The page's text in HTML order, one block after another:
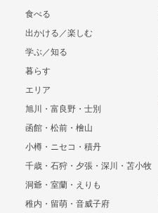
食べる
出かける／楽しむ
学ぶ／知る
暮らす
エリア
旭川・富良野・士別
函館・松前・檜山
小樽・ニセコ・積丹
千歳・石狩・夕張・深川・苫小牧
洞爺・室蘭・えりも
稚内・留萌・音威子府